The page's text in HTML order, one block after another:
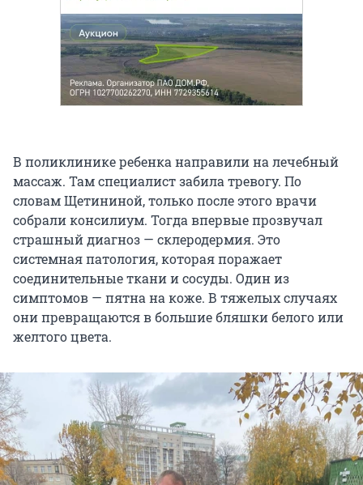
В поликлинике ребенка направили на лечебный
массаж. Там специалист забила тревогу. По
словам Щетининой, только после этого врачи
собрали консилиум. Тогда впервые прозвучал
страшный диагноз — склеродермия. Это
системная патология, которая поражает
соединительные ткани и сосуды. Один из
симптомов — пятна на коже. В тяжелых случаях
они превращаются в большие бляшки белого или
желтого цвета.